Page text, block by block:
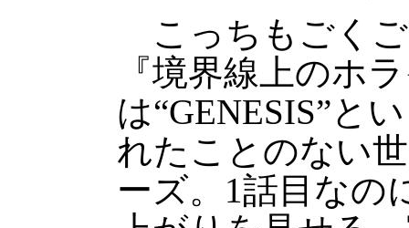
こっちもごく
『境界線上のホ
は“GENESIS”と
れたことのない
ーズ。1話目なの